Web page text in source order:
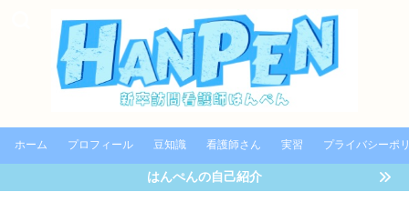
ホーム プロフィール 豆知識 看護師さん 実習 プライバシーポ
はんぺんの自己紹介